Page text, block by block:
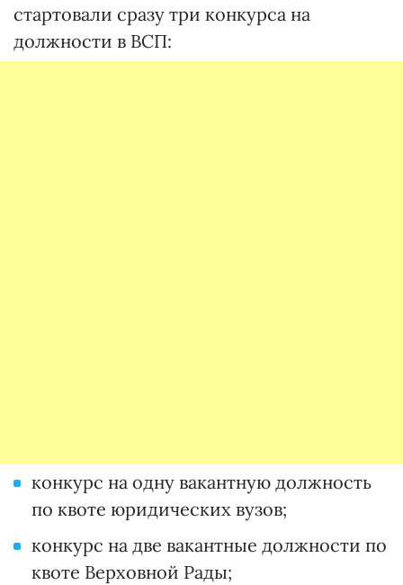
стартовали сразу три конкурса на
должности в ВСП:
конкурс на одну вакантную должность
по квоте юридических вузов;
конкурс на две вакантные должности по
квоте Верховной Рады;